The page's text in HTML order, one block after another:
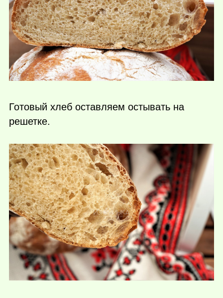
Готовый хлеб оставляем остывать на
решетке.